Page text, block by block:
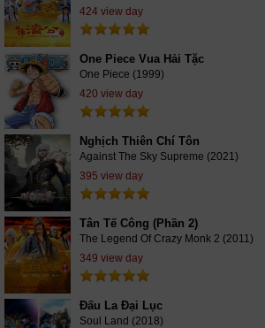
424 view day
One Piece Vua Hải Tặc
One Piece (1999)
420 view day
Nghịch Thiên Chí Tôn
Against The Sky Supreme (2021)
395 view day
Tân Tế Công (Phần 2)
The Legend Of Crazy Monk 2 (2011)
349 view day
Đấu La Đại Lục
Soul Land (2018)